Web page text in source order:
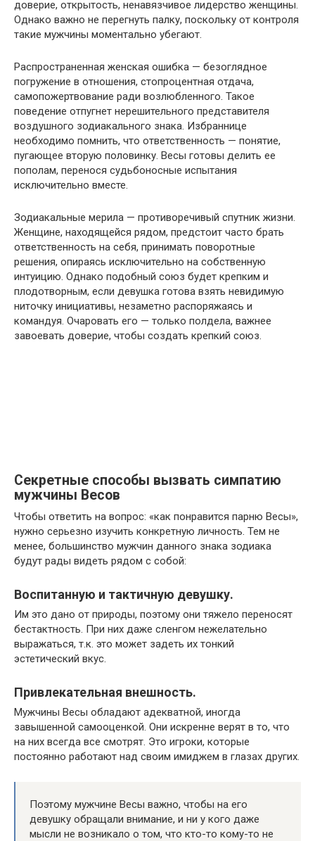
доверие, открытость, ненавязчивое лидерство женщины.
Однако важно не перегнуть палку, поскольку от контроля
такие мужчины моментально убегают.
Распространенная женская ошибка — безоглядное
погружение в отношения, стопроцентная отдача,
самопожертвование ради возлюбленного. Такое
поведение отпугнет нерешительного представителя
воздушного зодиакального знака. Избраннице
необходимо помнить, что ответственность — понятие,
пугающее вторую половинку. Весы готовы делить ее
пополам, перенося судьбоносные испытания
исключительно вместе.
Зодиакальные мерила — противоречивый спутник жизни.
Женщине, находящейся рядом, предстоит часто брать
ответственность на себя, принимать поворотные
решения, опираясь исключительно на собственную
интуицию. Однако подобный союз будет крепким и
плодотворным, если девушка готова взять невидимую
ниточку инициативы, незаметно распоряжаясь и
командуя. Очаровать его — только полдела, важнее
завоевать доверие, чтобы создать крепкий союз.
Секретные способы вызвать симпатию
мужчины Весов
Чтобы ответить на вопрос: «как понравится парню Весы»,
нужно серьезно изучить конкретную личность. Тем не
менее, большинство мужчин данного знака зодиака
будут рады видеть рядом с собой:
Воспитанную и тактичную девушку.
Им это дано от природы, поэтому они тяжело переносят
бестактность. При них даже сленгом нежелательно
выражаться, т.к. это может задеть их тонкий
эстетический вкус.
Привлекательная внешность.
Мужчины Весы обладают адекватной, иногда
завышенной самооценкой. Они искренне верят в то, что
на них всегда все смотрят. Это игроки, которые
постоянно работают над своим имиджем в глазах других.
Поэтому мужчине Весы важно, чтобы на его
девушку обращали внимание, и ни у кого даже
мысли не возникало о том, что кто-то кому-то не